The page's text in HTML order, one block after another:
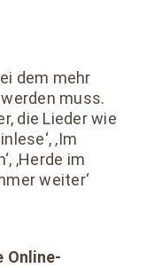
dem mehr
muss.
die Lieder wie
‚Im
‚Herde im
weiter‘
Online-